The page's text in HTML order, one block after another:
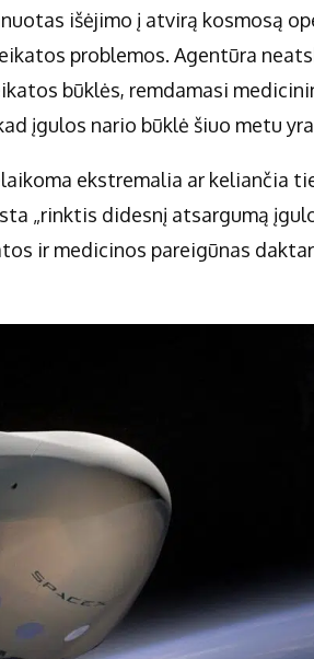
išėjimo į atvirą kosmosą
problemos. Agentūra
būklės, remdamasi
įgulos nario būklė šiuo metu
ekstremalia ar keliančia
„rinktis didesnį atsargumą
ir medicinos pareigūnas